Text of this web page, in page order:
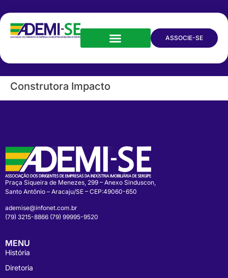
ASSOCIE-SE
Construtora Impacto
Praça Siqueira de Menezes, 299 – Anexo Sinduscon,
Santo Antônio – Aracaju/SE – CEP:49060-650
ademise@infonet.com.br
(79) 3215-8866 (79) 99995-9520
MENU
História
Diretoria